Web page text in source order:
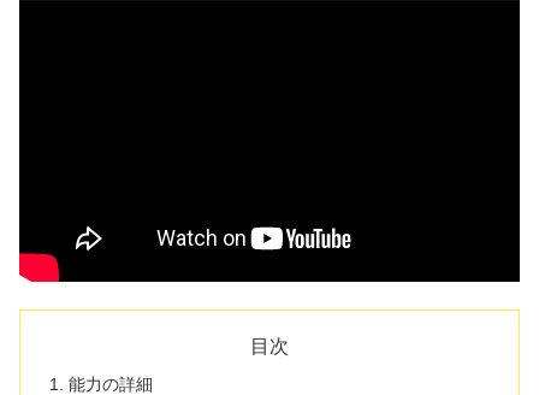
目次
能力の詳細